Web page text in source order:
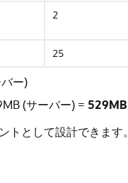
2
25
ー)
(サーバー) = 529MB
として設計できます。